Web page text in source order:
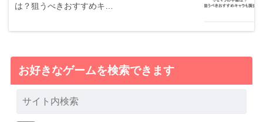
は？狙うべきおすすめキ…
お好きなゲームを検索できます